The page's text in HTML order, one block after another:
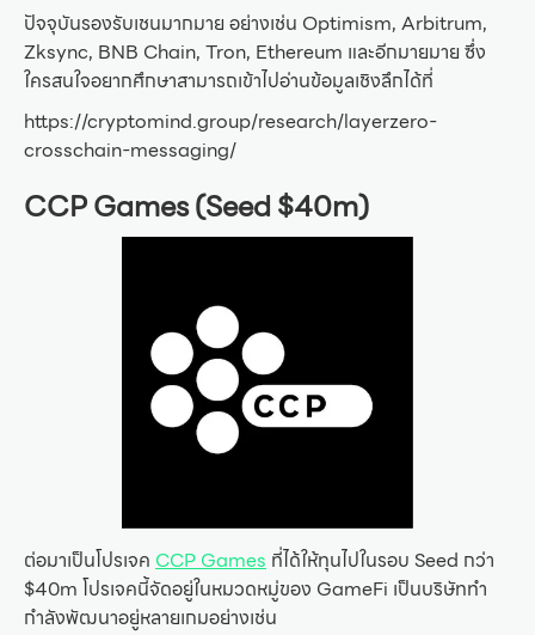
ปัจจุบันรองรับเชนมากมาย อย่างเช่น Optimism, Arbitrum,
Zksync, BNB Chain, Tron, Ethereum และอีกมายมาย ซึ่ง
ใครสนใจอยากศึกษาสามารถเข้าไปอ่านข้อมูลเชิงลึกได้ที่
https://cryptomind.group/research/layerzero-
crosschain-messaging/
CCP Games (Seed $40m)
ต่อมาเป็นโปรเจค CCP Games ที่ได้ให้ทุนไปในรอบ Seed กว่า
$40m โปรเจคนี้จัดอยู่ในหมวดหมู่ของ GameFi เป็นบริษัททำ
กำลังพัฒนาอยู่หลายเกมอย่างเช่น